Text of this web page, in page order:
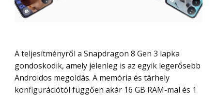
A teljesítményről a Snapdragon 8 Gen 3 lapka
gondoskodik, amely jelenleg is az egyik legerősebb
Androidos megoldás. A memória és tárhely
konfigurációtól függően akár 16 GB RAM-mal és 1